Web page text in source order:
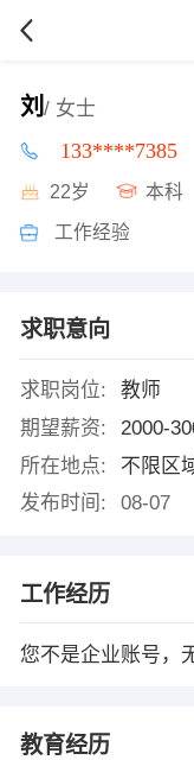
刘 / 女士
133****7385
22岁 本科
工作经验
求职意向
求职岗位:
教师
期望薪资:
2000-
所在地点:
不限区
发布时间:
08-07
工作经历
您不是企业账号，
教育经历